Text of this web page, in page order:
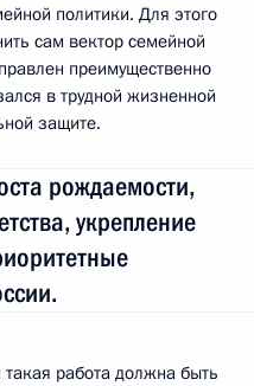
политики. Для этого
сам вектор семейной
преимущественно
в трудной жизненной
защите.
рождаемости,
укрепление
работа должна быть